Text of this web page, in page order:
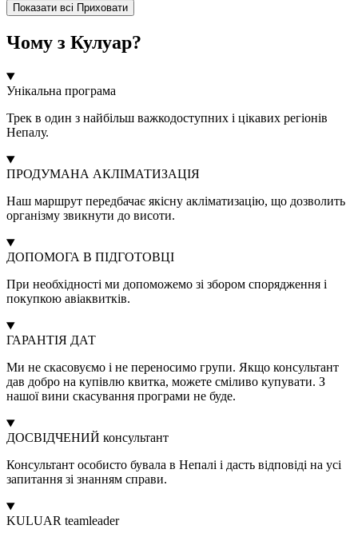
Показати всі Приховати
Чому з Кулуар?
Унікальна програма
Трек в один з найбільш важкодоступних і цікавих регіонів
Непалу.
ПРОДУМАНА АКЛІМАТИЗАЦІЯ
Наш маршрут передбачає якісну акліматизацію, що дозволить
організму звикнути до висоти.
ДОПОМОГА В ПІДГОТОВЦІ
При необхідності ми допоможемо зі збором спорядження і
покупкою авіаквитків.
ГАРАНТІЯ ДАТ
Ми не скасовуємо і не переносимо групи. Якщо консультант
дав добро на купівлю квитка, можете сміливо купувати. З
нашої вини скасування програми не буде.
ДОСВІДЧЕНИЙ консультант
Консультант особисто бувала в Непалі і дасть відповіді на усі
запитання зі знанням справи.
KULUAR teamleader